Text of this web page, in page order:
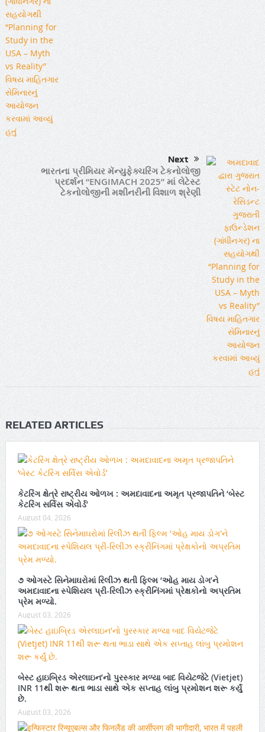
Next
ભારતના પ્રીમિયર મૅન્યુફેક્ચરિંગ ટેકનોલોજી
પ્રદર્શન “ENGIMACH 2025” માં લેટેસ્ટ
ટેકનોલોજીની મશીનરીની વિશાળ શ્રેણી
RELATED ARTICLES
કેટરિંગ ક્ષેત્રે રાષ્ટ્રીય ઓળખ : અમદાવાદના અમૃત પ્રજાપતિને ‘બેસ્ટ
કેટરિંગ સર્વિસ એવોર્ડ’
August 04, 2026
૭ ઓગસ્ટે સિનેમાઘરોમાં રિલીઝ થતી ફિલ્મ ‘ઓહ માય ડોગ’ને
અમદાવાદના સ્પેશિયલ પ્રી-રિલીઝ સ્ક્રીનિંગમાં પ્રેક્ષકોનો અપ્રતિમ
પ્રેમ મળ્યો.
August 03, 2026
બેસ્ટ હાઇબ્રિડ એરલાઇન’નો પુરસ્કાર મળ્યા બાદ વિયેટજેટે (Vietjet)
INR 11થી શરૂ થતા ભાડા સાથે એક સપ્તાહ લાંબુ પ્રમોશન શરૂ કર્યું
છે.
August 03, 2026